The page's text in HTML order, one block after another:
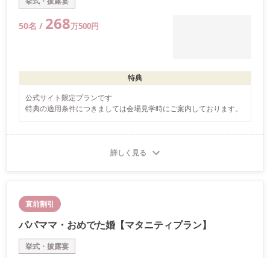
50名 / 268万500円
特典
公式サイト限定プランです
特典の適用条件につきましては会場見学時にご案内しております。
詳しく見る
直前割引
パパママ・おめでた婚【マタニティプラン】
挙式・披露宴